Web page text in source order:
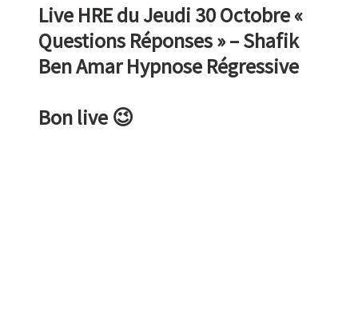
Live HRE du Jeudi 30 Octobre «
Questions Réponses » – Shafik
Ben Amar Hypnose Régressive
Bon live 😉